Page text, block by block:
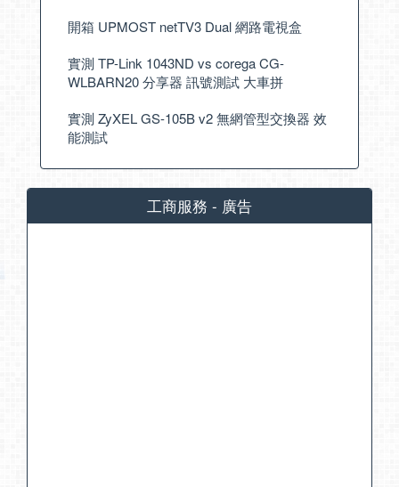
開箱 UPMOST netTV3 Dual 網路電視盒
實測 TP-Link 1043ND vs corega CG-
WLBARN20 分享器 訊號測試 大車拼
實測 ZyXEL GS-105B v2 無網管型交換器 效
能測試
工商服務 - 廣告